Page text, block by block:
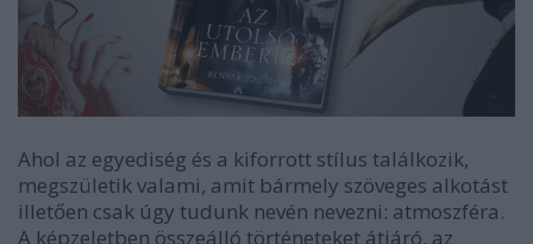
Ahol az egyediség és a kiforrott stílus találkozik,
megszületik valami, amit bármely szöveges alkotást
illetően csak úgy tudunk nevén nevezni: atmoszféra.
A képzeletben összeálló történeteket átjáró, az